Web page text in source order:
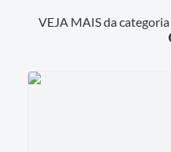
VEJA MAIS da categoria